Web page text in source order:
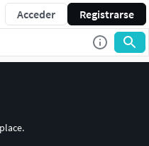
Acceder Registrarse